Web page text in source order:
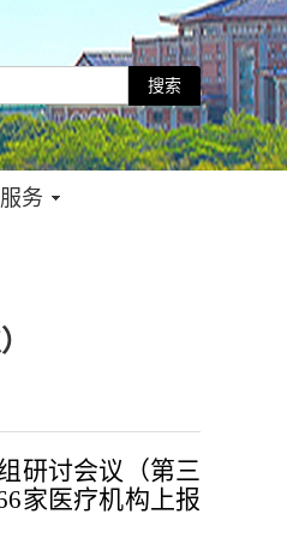
务
研讨会议（第三
家医疗机构上报